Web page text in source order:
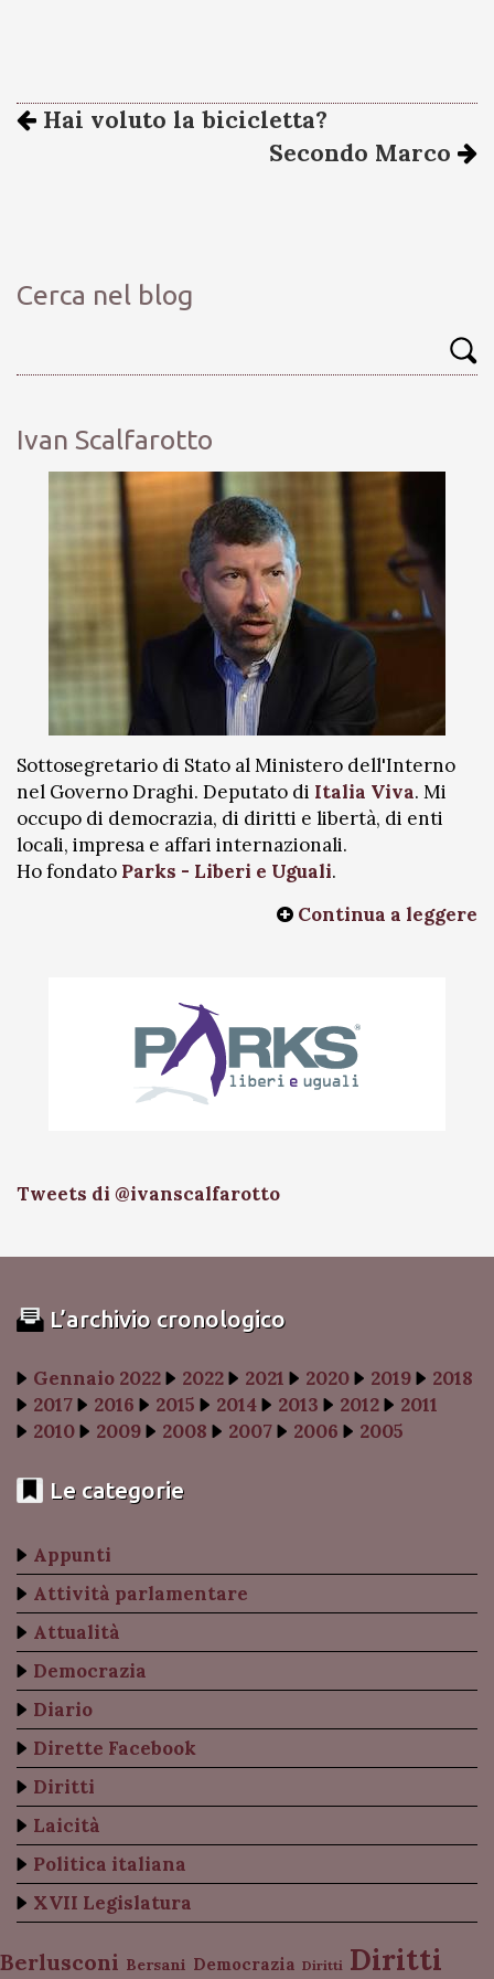
Hai voluto la bicicletta?
Secondo Marco
Cerca nel blog
Ivan Scalfarotto
Sottosegretario di Stato al Ministero dell'Interno
nel Governo Draghi. Deputato di Italia Viva. Mi
occupo di democrazia, di diritti e libertà, di enti
locali, impresa e affari internazionali.
Ho fondato Parks - Liberi e Uguali.
Continua a leggere
Tweets di @ivanscalfarotto
L’archivio cronologico
Gennaio 2022 2022 2021 2020 2019
2018
2017
2016 2015 2014 2013 2012
2011
2010
2009 2008 2007 2006 2005
Le categorie
Appunti
Attività parlamentare
Attualità
Democrazia
Diario
Dirette Facebook
Diritti
Laicità
Politica italiana
XVII Legislatura
Berlusconi Bersani Democrazia Diritti Diritti